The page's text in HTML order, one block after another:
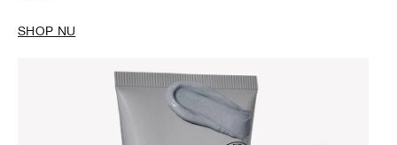
SHOP NU